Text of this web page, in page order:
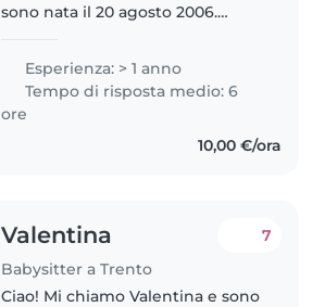
sono nata il 20 agosto 2006.
anno del Liceo Artistico Volta-
Fellini e a settembre inizierò il
corso di laurea in Design..
Esperienza: > 1 anno
Tempo di risposta medio: 6
ore
10,00 €/ora
Valentina
Babysitter a Trento
7
Ciao! Mi chiamo Valentina e sono